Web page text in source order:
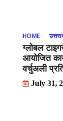
HOME
ग्लोबल
आयोजित
वर्चुअली
July 31,